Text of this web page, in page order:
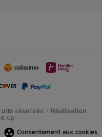
réservés - Réalisation
up
group_work Consentement aux cookies